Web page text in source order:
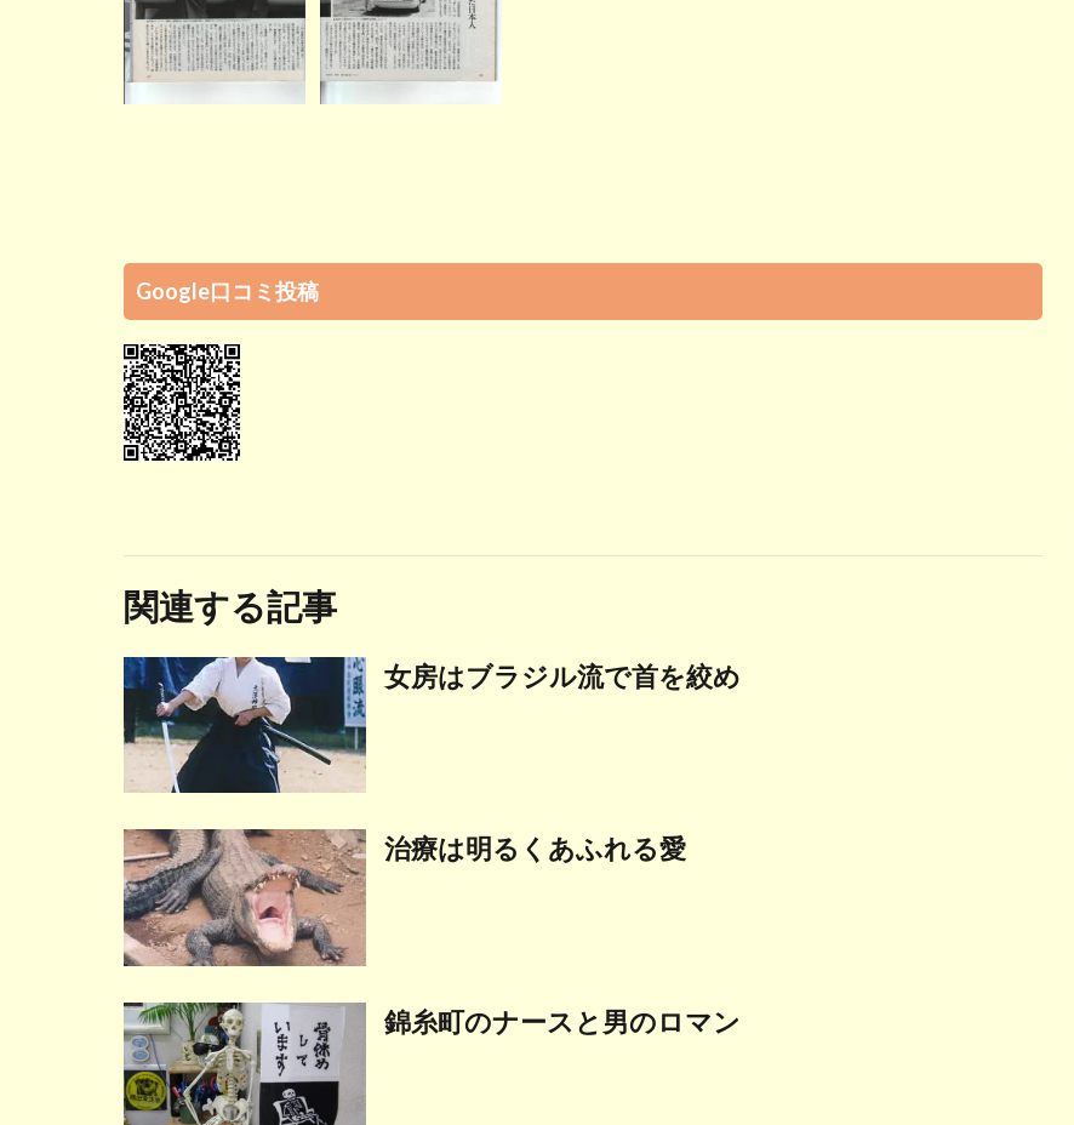
Google口コミ投稿
関連する記事
女房はブラジル流で首を絞め
治療は明るくあふれる愛
錦糸町のナースと男のロマン